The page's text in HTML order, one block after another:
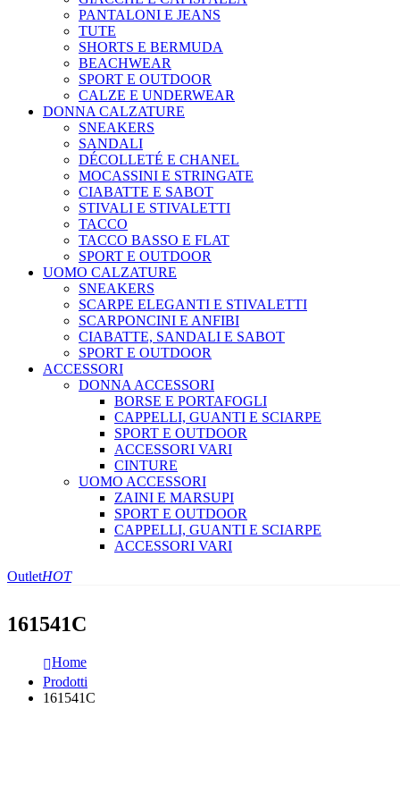
PANTALONI E JEANS
TUTE
SHORTS E BERMUDA
BEACHWEAR
SPORT E OUTDOOR
CALZE E UNDERWEAR
DONNA CALZATURE
SNEAKERS
SANDALI
DÉCOLLETÉ E CHANEL
MOCASSINI E STRINGATE
CIABATTE E SABOT
STIVALI E STIVALETTI
TACCO
TACCO BASSO E FLAT
SPORT E OUTDOOR
UOMO CALZATURE
SNEAKERS
SCARPE ELEGANTI E STIVALETTI
SCARPONCINI E ANFIBI
CIABATTE, SANDALI E SABOT
SPORT E OUTDOOR
ACCESSORI
DONNA ACCESSORI
BORSE E PORTAFOGLI
CAPPELLI, GUANTI E SCIARPE
SPORT E OUTDOOR
ACCESSORI VARI
CINTURE
UOMO ACCESSORI
ZAINI E MARSUPI
SPORT E OUTDOOR
CAPPELLI, GUANTI E SCIARPE
ACCESSORI VARI
OutletHOT
161541C
Home
Prodotti
161541C